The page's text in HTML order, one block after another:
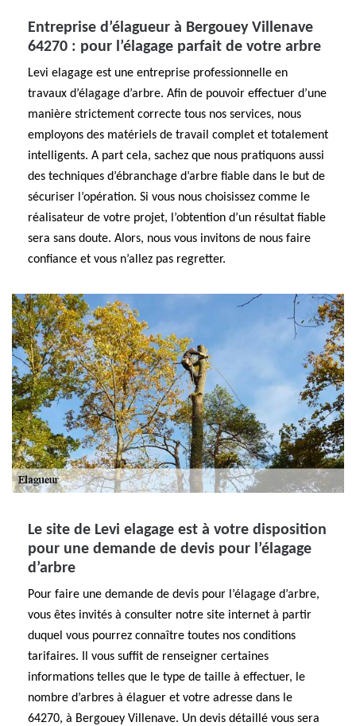
Entreprise d’élagueur à Bergouey Villenave
64270 : pour l’élagage parfait de votre arbre
Levi elagage est une entreprise professionnelle en
travaux d’élagage d’arbre. Afin de pouvoir effectuer d’une
manière strictement correcte tous nos services, nous
employons des matériels de travail complet et totalement
intelligents. A part cela, sachez que nous pratiquons aussi
des techniques d’ébranchage d’arbre fiable dans le but de
sécuriser l’opération. Si vous nous choisissez comme le
réalisateur de votre projet, l’obtention d’un résultat fiable
sera sans doute. Alors, nous vous invitons de nous faire
confiance et vous n’allez pas regretter.
Le site de Levi elagage est à votre disposition
pour une demande de devis pour l’élagage
d’arbre
Pour faire une demande de devis pour l’élagage d’arbre,
vous êtes invités à consulter notre site internet à partir
duquel vous pourrez connaître toutes nos conditions
tarifaires. Il vous suffit de renseigner certaines
informations telles que le type de taille à effectuer, le
nombre d’arbres à élaguer et votre adresse dans le
64270, à Bergouey Villenave. Un devis détaillé vous sera